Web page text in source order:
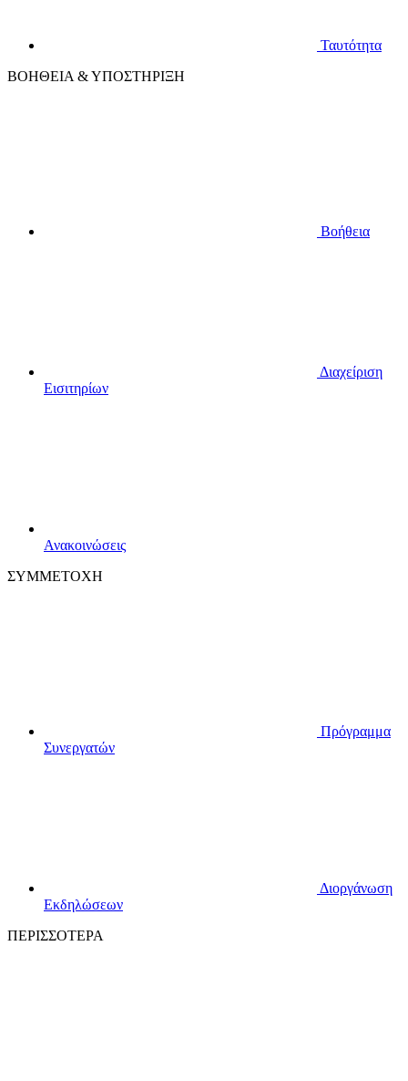
Ταυτότητα
ΒΟΗΘΕΙΑ & ΥΠΟΣΤΗΡΙΞΗ
Βοήθεια
Διαχείριση
Εισιτηρίων
Ανακοινώσεις
ΣΥΜΜΕΤΟΧΗ
Πρόγραμμα
Συνεργατών
Διοργάνωση
Εκδηλώσεων
ΠΕΡΙΣΣΟΤΕΡΑ